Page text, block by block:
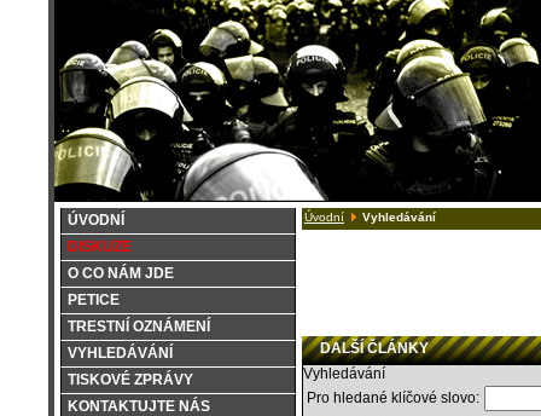
ÚVODNÍ
DISKUZE
O CO NÁM JDE
PETICE
TRESTNÍ OZNÁMENÍ
VYHLEDÁVÁNÍ
TISKOVÉ ZPRÁVY
KONTAKTUJTE NÁS
Úvodní Vyhledávání
DALŠÍ ČLÁNKY
Vyhledávání
Pro hledané klíčové slovo: